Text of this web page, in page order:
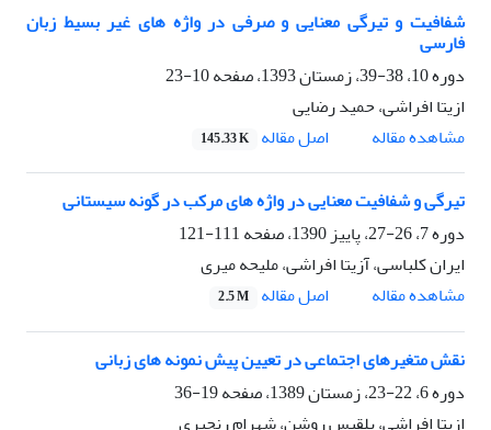
شفافیت و تیرگی معنایی و صرفی در واژه های غیر بسیط زبان
فارسی
دوره 10، 38-39، زمستان 1393، صفحه
10-23
ازیتا افراشی، حمید رضایی
مشاهده مقاله
اصل مقاله 145.33 K
تیرگی و شفافیت معنایی در واژه های مرکب در گونه سیستانی
دوره 7، 26-27، پاییز 1390، صفحه
111-121
ایران کلباسی، آزیتا افراشی، ملیحه میری
مشاهده مقاله
اصل مقاله 2.5 M
نقش متغیرهای اجتماعی در تعیین پیش نمونه های زبانی
دوره 6، 22-23، زمستان 1389، صفحه
19-36
ازیتا افراشی، بلقیس روشن، شهرام رنجبری